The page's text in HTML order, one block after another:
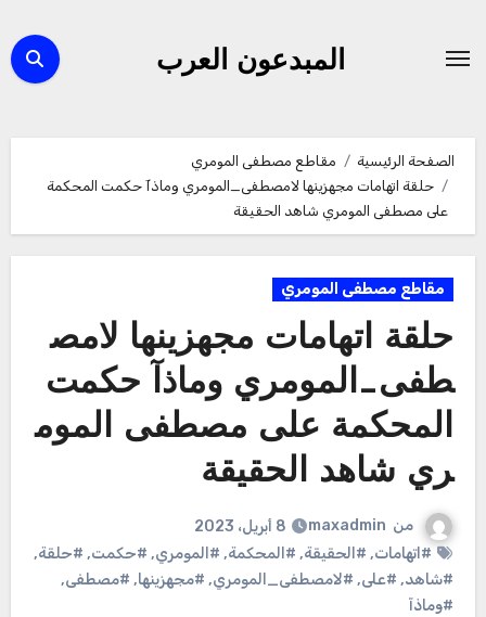
المبدعون العرب
الصفحة الرئيسية
مقاطع مصطفى المومري
حلقة اتهامات مجهزينها لامصطفى_المومري وماذآ حكمت المحكمة
على مصطفى المومري شاهد الحقيقة
مقاطع مصطفى المومري
حلقة اتهامات مجهزينها لامص
طفى_المومري وماذآ حكمت
المحكمة على مصطفى الموم
ري شاهد الحقيقة
من maxadmin
8 أبريل، 2023
#اتهامات, #الحقيقة, #المحكمة, #المومري, #حكمت, #حلقة,
#شاهد, #على, #لامصطفى_المومري, #مجهزينها, #مصطفى,
#وماذآ